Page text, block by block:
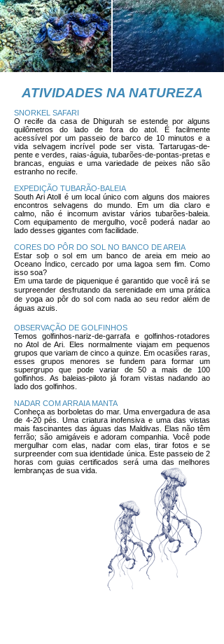
SNORKEL SAFARI
O recife da casa de Dhigurah se estende por alguns
quilômetros do lado de fora do atol. É facilmente
acessível por um passeio de barco de 10 minutos e a
vida selvagem incrível pode ser vista. Tartarugas-de-
pente e verdes, raias-águia, tubarões-de-pontas-pretas e
brancas, enguias e uma variedade de peixes não são
estranho no recife.
EXPEDIÇÃO TUBARÃO-BALEIA
South Ari Atoll é um local único com alguns dos maiores
encontros selvagens do mundo. Em um dia claro e
calmo, não é incomum avistar vários tubarões-baleia.
Com equipamento de mergulho, você poderá nadar ao
lado desses gigantes com facilidade.
CORES DO PÔR DO SOL NO BANCO DE AREIA
Estar sob o sol em um banco de areia em meio ao
Oceano Índico, cercado por uma lagoa sem fim. Como
isso soa?
Em uma tarde de piquenique é garantido que você irá se
surpreender desfrutando da serenidade em uma prática
de yoga ao pôr do sol com nada ao seu redor além de
águas azuis.
ATIVIDADES NA NATUREZA
OBSERVAÇÃO DE GOLFINHOS
Temos golfinhos-nariz-de-garrafa e golfinhos-rotadores
no Atol de Ari. Eles normalmente viajam em pequenos
grupos que variam de cinco a quinze. Em ocasiões raras,
esses grupos menores se fundem para formar um
supergrupo que pode variar de 50 a mais de 100
golfinhos. As baleias-piloto já foram vistas nadando ao
lado dos golfinhos.
NADAR COM ARRAIA MANTA
Conheça as borboletas do mar. Uma envergadura de asa
de 4-20 pés. Uma criatura inofensiva e uma das vistas
mais fascinantes das águas das Maldivas. Elas não têm
ferrão; são amigáveis ​​e adoram companhia. Você pode
mergulhar com elas, nadar com elas, tirar fotos e se
surpreender com sua identidade única. Este passeio de 2
horas com guias certificados será uma das melhores
lembranças de sua vida.